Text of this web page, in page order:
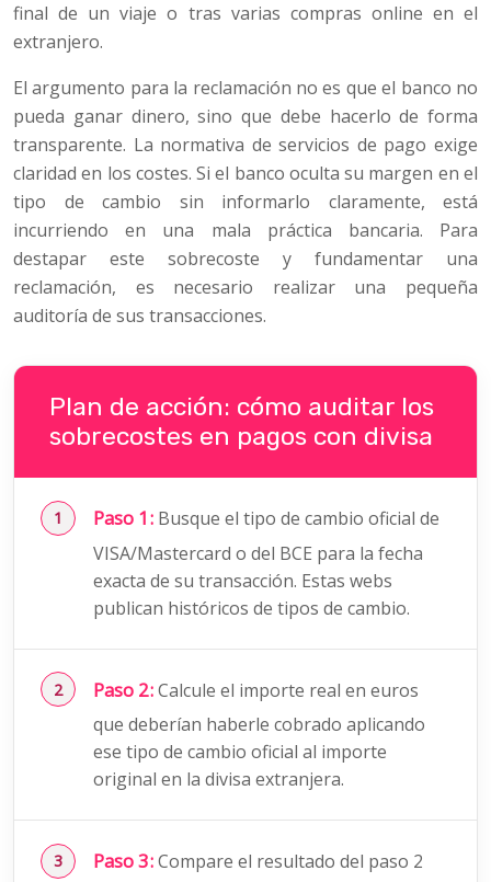
final de un viaje o tras varias compras online en el
extranjero.
El argumento para la reclamación no es que el banco no
pueda ganar dinero, sino que debe hacerlo de forma
transparente. La normativa de servicios de pago exige
claridad en los costes. Si el banco oculta su margen en el
tipo de cambio sin informarlo claramente, está
incurriendo en una mala práctica bancaria. Para
destapar este sobrecoste y fundamentar una
reclamación, es necesario realizar una pequeña
auditoría de sus transacciones.
Plan de acción: cómo auditar los
sobrecostes en pagos con divisa
Paso 1: Busque el tipo de cambio oficial de
VISA/Mastercard o del BCE para la fecha
exacta de su transacción. Estas webs
publican históricos de tipos de cambio.
Paso 2:Calcule el importe real en euros
que deberían haberle cobrado aplicando
ese tipo de cambio oficial al importe
original en la divisa extranjera.
Paso 3:Compare el resultado del paso 2